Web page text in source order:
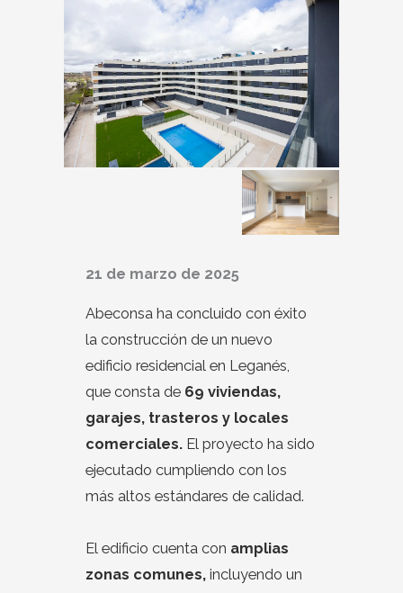
21 de marzo de 2025
Abeconsa ha concluido con éxito
la construcción de un nuevo
edificio residencial en Leganés,
que consta de69 viviendas,
garajes, trasteros y locales
comerciales. El proyecto ha sido
ejecutado cumpliendo con los
más altos estándares de calidad.
El edificio cuenta con amplias
zonas comunes,incluyendo un